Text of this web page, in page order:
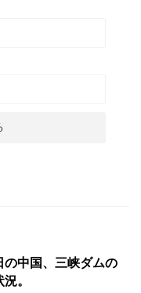
の中国、三峡ダムの
。